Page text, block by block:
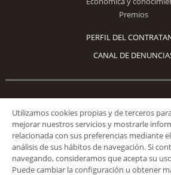
Premios
PERFIL DEL
CANAL DE
© 2026 Fundación Deportiva Municipal Valencia |
Utilizamos cookies propias y de terceros
mejorar nuestros servicios y mostrarle
relacionada con sus preferencias mediante el
análisis de sus hábitos de navegación. Si
navegando, consideramos que acepta su
Puede cambiar la configuración u obtener